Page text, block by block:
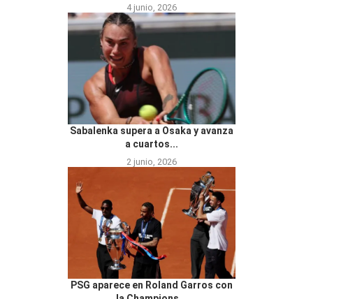
4 junio, 2026
Sabalenka supera a Osaka y avanza
a cuartos...
2 junio, 2026
PSG aparece en Roland Garros con